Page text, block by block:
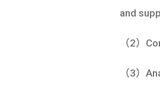
and
（2）
（3）